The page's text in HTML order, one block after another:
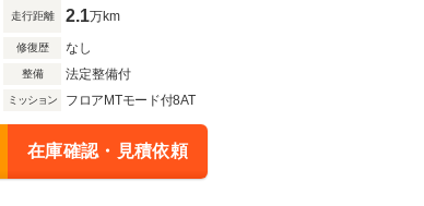
走行距離 2.1万km
修復歴 なし
整備 法定整備付
ミッション フロアMTモード付8AT
在庫確認・見積依頼